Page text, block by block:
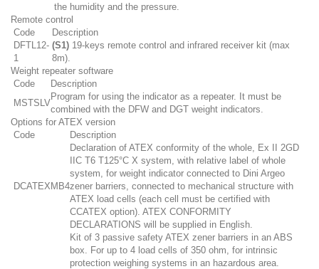
the humidity and the pressure.
Remote control
Code
Description
DFTL12-
1
(S1) 19-keys remote control and infrared receiver kit (max
8m).
Weight repeater software
Code
Description
MSTSLV
Program for using the indicator as a repeater. It must be
combined with the DFW and DGT weight indicators.
Options for ATEX version
Code
Description
DCATEXMB4
Declaration of ATEX conformity of the whole, Ex II 2GD
IIC T6 T125°C X system, with relative label of whole
system, for weight indicator connected to Dini Argeo
zener barriers, connected to mechanical structure with
ATEX load cells (each cell must be certified with
CCATEX option). ATEX CONFORMITY
DECLARATIONS will be supplied in English.
Kit of 3 passive safety ATEX zener barriers in an ABS
box. For up to 4 load cells of 350 ohm, for intrinsic
protection weighing systems in an hazardous area.